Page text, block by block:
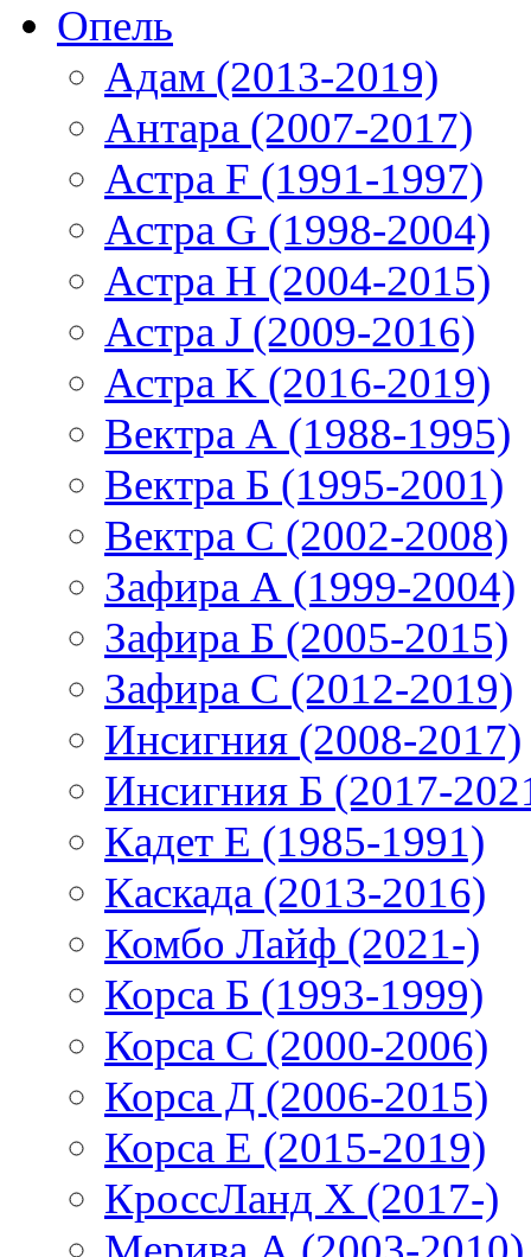
Опель
Адам (2013-2019)
Антара (2007-2017)
Астра F (1991-1997)
Астра G (1998-2004)
Астра H (2004-2015)
Астра J (2009-2016)
Астра K (2016-2019)
Вектра А (1988-1995)
Вектра Б (1995-2001)
Вектра С (2002-2008)
Зафира А (1999-2004)
Зафира Б (2005-2015)
Зафира С (2012-2019)
Инсигния (2008-2017)
Инсигния Б (2017-
Кадет Е (1985-1991)
Каскада (2013-2016)
Комбо Лайф (2021-)
Корса Б (1993-1999)
Корса С (2000-2006)
Корса Д (2006-2015)
Корса E (2015-2019)
КроссЛанд X (2017-)